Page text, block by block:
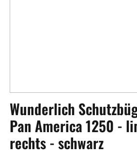
Wunderlich
Pan America 1250 -
rechts - schwarz